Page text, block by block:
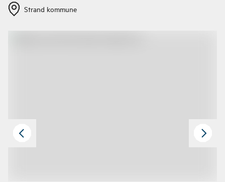
Strand kommune